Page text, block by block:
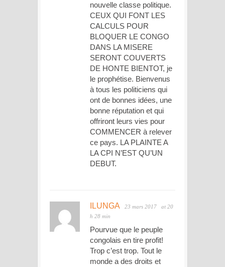
nouvelle classe politique.
CEUX QUI FONT LES
CALCULS POUR
BLOQUER LE CONGO
DANS LA MISERE
SERONT COUVERTS
DE HONTE BIENTOT, je
le prophétise. Bienvenus
à tous les politiciens qui
ont de bonnes idées, une
bonne réputation et qui
offriront leurs vies pour
COMMENCER à relever
ce pays. LA PLAINTE A
LA CPI N’EST QU’UN
DEBUT.
ILUNGA 23 mars 2017
at 20
h 28 min
Pourvue que le peuple
congolais en tire profit!
Trop c’est trop. Tout le
monde a des droits et